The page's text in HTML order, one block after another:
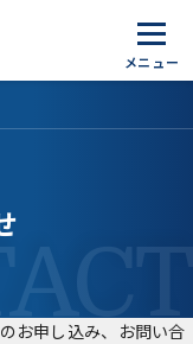
お申し込み、お問い合